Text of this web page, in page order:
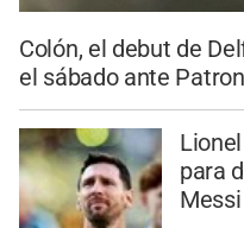
Colón, el debut de
el sábado ante
para
Messi